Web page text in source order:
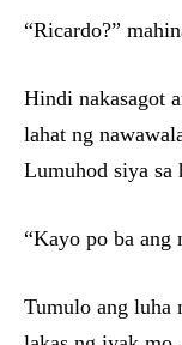
“Ricardo?”
Hindi nakasagot
lahat ng
Lumuhod siya sa
“Kayo po ba ang
Tumulo ang luha